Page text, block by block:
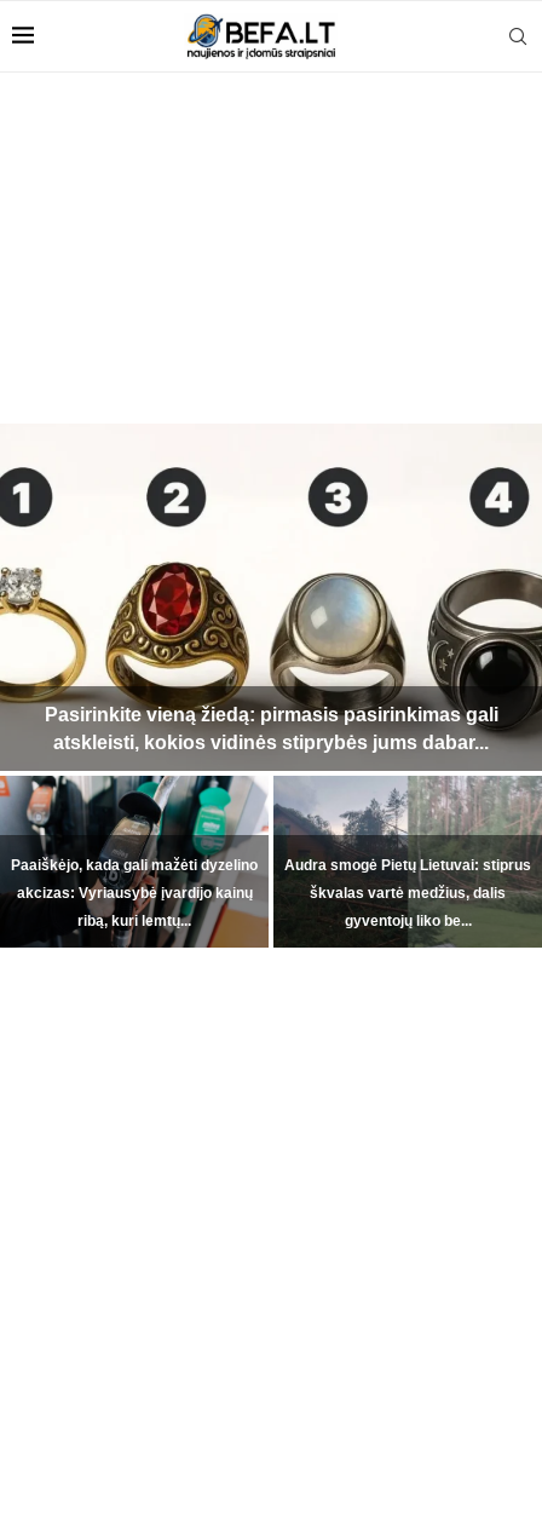
Pasirinkite vieną žiedą: pirmasis pasirinkimas gali
atskleisti, kokios vidinės stiprybės jums dabar...
Paaiškėjo, kada gali mažėti dyzelino
akcizas: Vyriausybė įvardijo kainų
ribą, kuri lemtų...
Audra smogė Pietų Lietuvai: stiprus
škvalas vartė medžius, dalis
gyventojų liko be...